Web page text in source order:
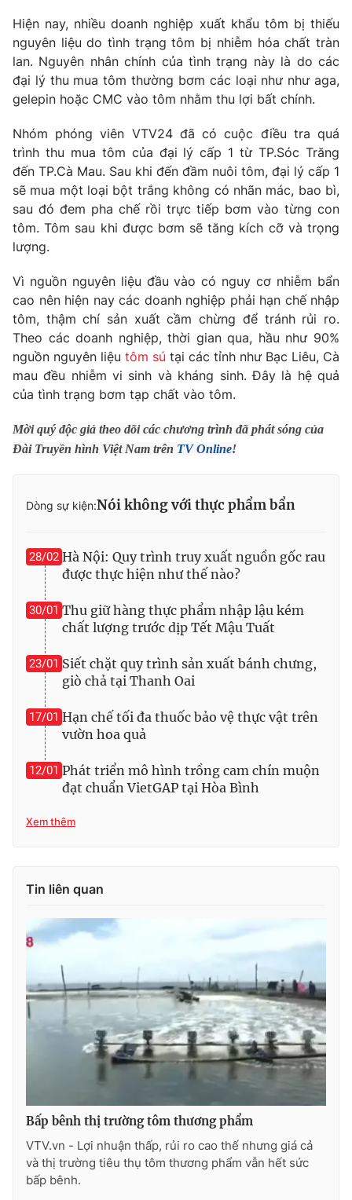
Thế giới đó đây
Câu chuyện quốc tế
Kinh tế
Tài chính
Thị trường
Dữ liệu và đời sống
Phim VTV
Hậu trường
Nhân vật
Khán giả
Giải sao mai
Giải trí
Điện ảnh
Âm nhạc
Sao
Đời sống
Du lịch
Chất lượng cuộc sống
Giáo dục
Tuyển sinh
Học trực tuyến
Công nghệ
Hitech Công nghệ tương lai
Sản phẩm
Thị trường
Tư vấn
Giao lưu trực tuyến
Lịch phát sóng
Chuyên mục khác
Video Shorts video
VTV Money VTV Thể thao
VTV Sức khoẻ Bất động sản
Thị trường 24h
VTV4
VTV8
THỜI BÁO VTV
Theo dõi báo trên
Cơ quan chủ quản:Đài Truyền hình Việt Nam
Cơ quan báo chí:Thời báo VTV
Giấy phép hoạt động báo in và báo điện tử số 483/GP-BTTTT
cấp ngày 29/12/2023
Tổng Biên tập:Vũ Thanh Thủy
Phó Tổng Biên tập:Nguyễn Thị Mỹ Hạnh, Phạm Quốc Thắng,
Nguyễn Trọng Ninh
Tổng đài VTV:
Hiện nay, nhiều doanh nghiệp xuất khẩu tôm bị thiếu
nguyên liệu do tình trạng tôm bị nhiễm hóa chất tràn
lan. Nguyên nhân chính của tình trạng này là do các
đại lý thu mua tôm thường bơm các loại như như aga,
gelepin hoặc CMC vào tôm nhằm thu lợi bất chính.
Nhóm phóng viên VTV24 đã có cuộc điều tra quá
trình thu mua tôm của đại lý cấp 1 từ TP.Sóc Trăng
đến TP.Cà Mau. Sau khi đến đầm nuôi tôm, đại lý cấp 1
sẽ mua một loại bột trắng không có nhãn mác, bao bì,
sau đó đem pha chế rồi trực tiếp bơm vào từng con
tôm. Tôm sau khi được bơm sẽ tăng kích cỡ và trọng
lượng.
Vì nguồn nguyên liệu đầu vào có nguy cơ nhiễm bẩn
cao nên hiện nay các doanh nghiệp phải hạn chế nhập
tôm, thậm chí sản xuất cầm chừng để tránh rủi ro.
Theo các doanh nghiệp, thời gian qua, hầu như 90%
nguồn nguyên liệu tôm sú tại các tỉnh như Bạc Liêu, Cà
mau đều nhiễm vi sinh và kháng sinh. Đây là hệ quả
của tình trạng bơm tạp chất vào tôm.
Mời quý độc giả theo dõi các chương trình đã phát sóng của
Đài Truyền hình Việt Nam trên TV Online!
Dòng sự kiện:Nói không với thực phẩm bẩn
28/02 Hà Nội: Quy trình truy xuất nguồn gốc rau
được thực hiện như thế nào?
30/01 Thu giữ hàng thực phẩm nhập lậu kém
chất lượng trước dịp Tết Mậu Tuất
23/01 Siết chặt quy trình sản xuất bánh chưng,
giò chả tại Thanh Oai
17/01 Hạn chế tối đa thuốc bảo vệ thực vật trên
vườn hoa quả
12/01 Phát triển mô hình trồng cam chín muộn
đạt chuẩn VietGAP tại Hòa Bình
Xem thêm
Tin liên quan
Bấp bênh thị trường tôm thương phẩm
VTV.vn - Lợi nhuận thấp, rủi ro cao thế nhưng giá cả
và thị trường tiêu thụ tôm thương phẩm vẫn hết sức
bấp bênh.